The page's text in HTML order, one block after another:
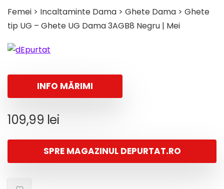
Femei > Incaltaminte Dama > Ghete Dama > Ghete
tip UG – Ghete UG Dama 3AGB8 Negru | Mei
INFO MĂRIMI
109,99 lei
SPRE MAGAZINUL DEPURTAT.RO